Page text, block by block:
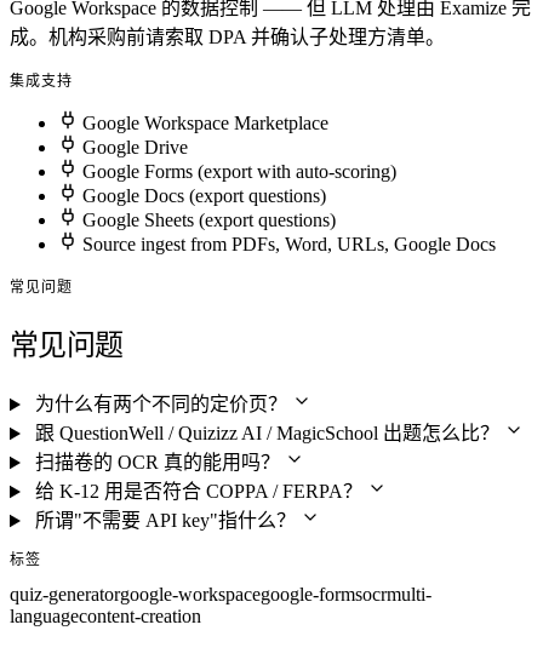
Google Workspace 的数据控制 —— 但 LLM 处理由 Examize 完
成。机构采购前请索取 DPA 并确认子处理方清单。
集成支持
Google Workspace Marketplace
Google Drive
Google Forms (export with auto-scoring)
Google Docs (export questions)
Google Sheets (export questions)
Source ingest from PDFs, Word, URLs, Google Docs
常见问题
常见问题
为什么有两个不同的定价页？
跟 QuestionWell / Quizizz AI / MagicSchool 出题怎么比？
扫描卷的 OCR 真的能用吗？
给 K-12 用是否符合 COPPA / FERPA？
所谓"不需要 API key"指什么？
标签
quiz-generatorgoogle-workspacegoogle-formsocrmulti-
languagecontent-creation